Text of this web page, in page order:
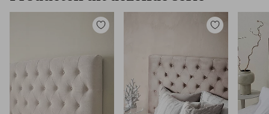
Toevoegen
Toevoegen
favorieten